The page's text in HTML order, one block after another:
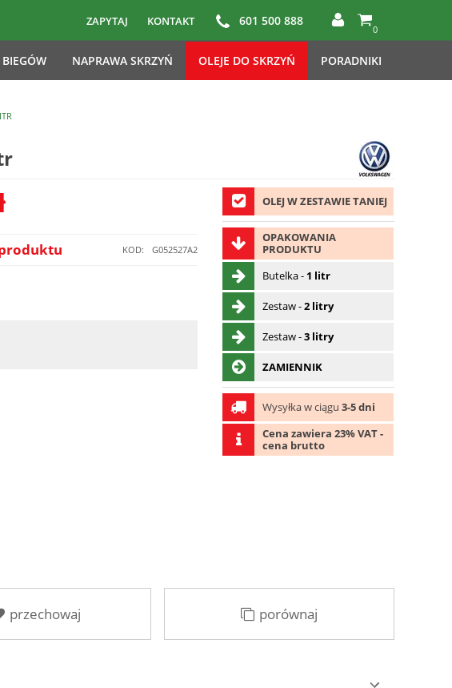
ZAPYTAJ KONTAKT 601 500 888
0
NAPRAWA SKRZYŃ OLEJE DO SKRZYŃ PORADNIKI
KOD: G052527A2
OLEJ W ZESTAWIE TANIEJ
OPAKOWANIA
PRODUKTU
Butelka - 1 litr
Zestaw -2 litry
Zestaw -3 litry
ZAMIENNIK
Wysyłka w ciągu3-5 dni
Cena zawiera 23% VAT -
cena brutto
przechowaj porównaj